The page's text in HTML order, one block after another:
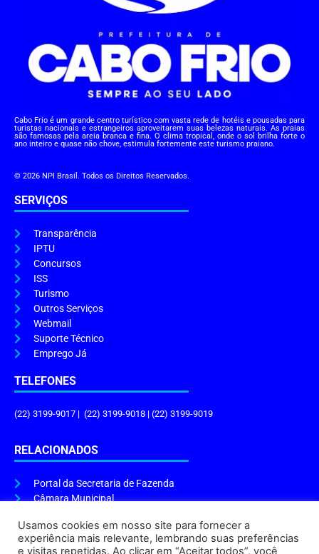
Cabo Frio é um grande centro turístico com vasta rede de hotéis e pousadas para
turistas nacionais e estrangeiros aproveitarem suas belezas naturais. As praias
são famosas pela areia branca e fina. O clima tropical, onde o sol brilha forte o
ano inteiro e quase não chove, estimula fortemente este turismo praiano.
© 2026 NPI Brasil. Todos os Direitos Reservados.
SERVIÇOS
Transparência
IPTU
Concursos
ISS
Turismo
Outros Serviços
Webmail
Suporte Técnico
Emprego Já
TELEFONES
(22) 3199-9017 | (22) 3199-9018 | (22) 3199-9019
RELACIONADOS
Portal da Secretaria de Fazenda
Câmara Municipal
ENDEREÇO E HORÁRIO
Usamos cookies em nosso site para fornecer a
experiência mais relevante, lembrando suas preferências
e visitas repetidas. Ao clicar em “Aceitar todos”, você